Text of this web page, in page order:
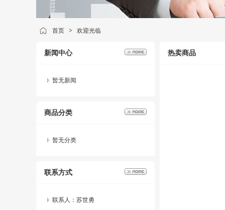
首页 > 欢迎光临
新闻中心
暂无新闻
商品分类
暂无分类
联系方式
联系人：苏世勇
热卖商品